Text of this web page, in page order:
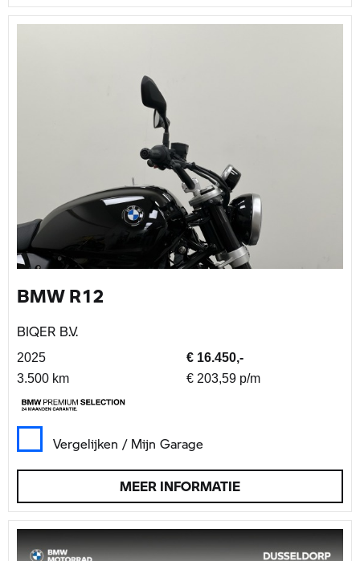
BMW R12
BIQER B.V.
2025
€ 16.450,-
3.500 km
€ 203,59 p/m
Vergelijken / Mijn Garage
MEER INFORMATIE